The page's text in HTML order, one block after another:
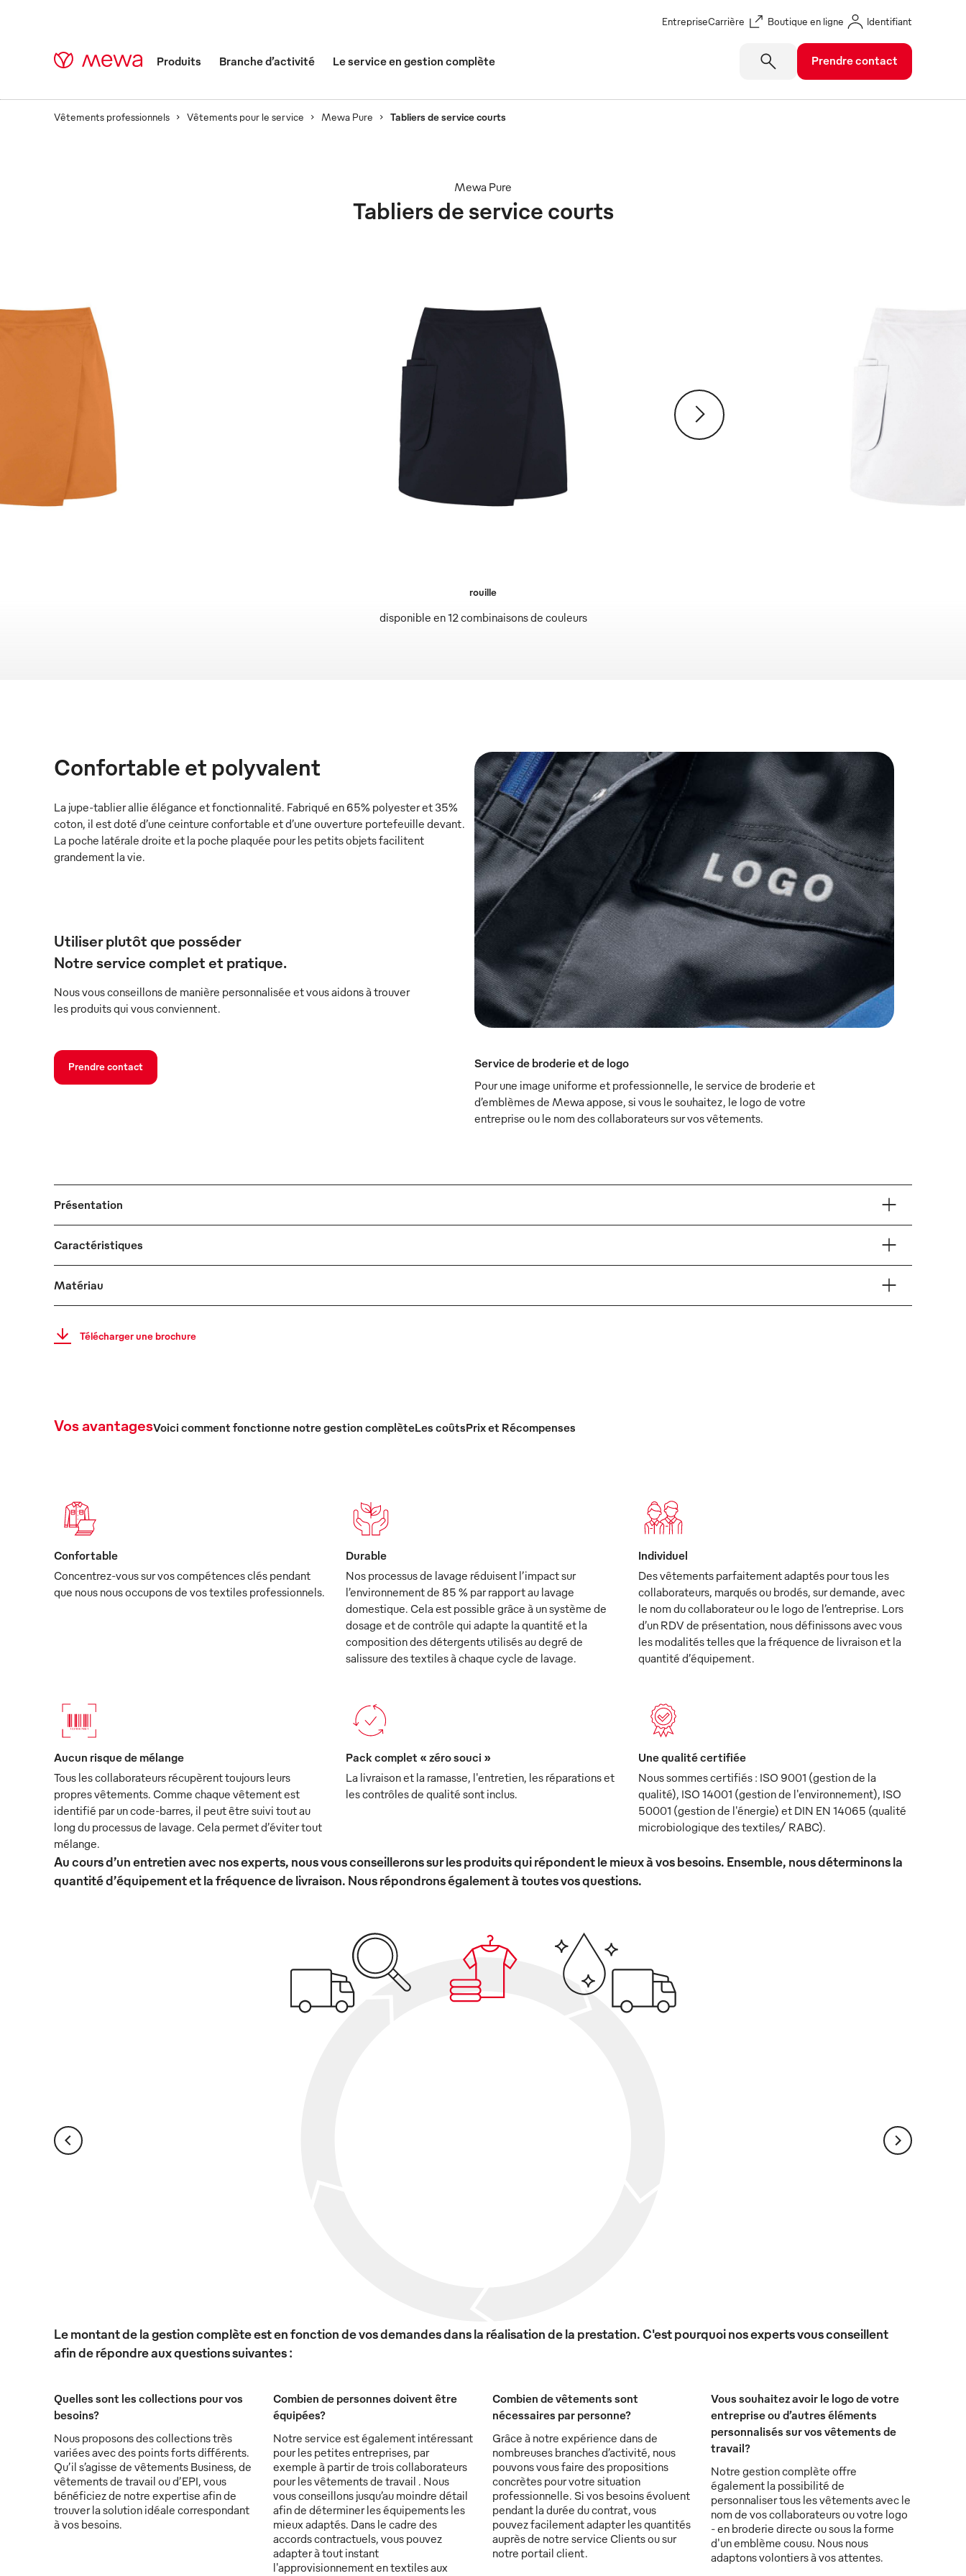
EntrepriseCarrière Boutique en ligne Identifiant
Produits Branche d’activité Le service en gestion complète Prendre contact
Vêtements professionnels Vêtements pour le service Mewa Pure Tabliers de service courts
Tabliers de service courts
Mewa Pure
disponible en 12 combinaisons de couleurs
rouille
Confortable et polyvalent
La jupe-tablier allie élégance et fonctionnalité. Fabriqué en 65% polyester et 35%
coton, il est doté d’une ceinture confortable et d’une ouverture portefeuille devant.
La poche latérale droite et la poche plaquée pour les petits objets facilitent
grandement la vie.
Utiliser plutôt que posséder
Notre service complet et pratique.
Nous vous conseillons de manière personnalisée et vous aidons à trouver
les produits qui vous conviennent.
Prendre contact
Service de broderie et de logo
Pour une image uniforme et professionnelle, le service de broderie et
d’emblèmes de Mewa appose, si vous le souhaitez, le logo de votre
entreprise ou le nom des collaborateurs sur vos vêtements.
Présentation
Caractéristiques
Matériau
Télécharger une brochure
Vos avantagesVoici comment fonctionne notre gestion complèteLes coûtsPrix et Récompenses
Confortable
Concentrez-vous sur vos compétences clés pendant
que nous nous occupons de vos textiles professionnels.
Durable
Nos processus de lavage réduisent l’impact sur
l’environnement de 85 % par rapport au lavage
domestique. Cela est possible grâce à un système de
dosage et de contrôle qui adapte la quantité et la
composition des détergents utilisés au degré de
salissure des textiles à chaque cycle de lavage.
Individuel
Des vêtements parfaitement adaptés pour tous les
collaborateurs, marqués ou brodés, sur demande, avec
le nom du collaborateur ou le logo de l’entreprise. Lors
d’un RDV de présentation, nous définissons avec vous
les modalités telles que la fréquence de livraison et la
quantité d’équipement.
Aucun risque de mélange
Tous les collaborateurs récupèrent toujours leurs
propres vêtements. Comme chaque vêtement est
identifié par un code-barres, il peut être suivi tout au
long du processus de lavage. Cela permet d’éviter tout
mélange.
Pack complet « zéro souci »
La livraison et la ramasse, l'entretien, les réparations et
les contrôles de qualité sont inclus.
Une qualité certifiée
Nous sommes certifiés : ISO 9001 (gestion de la
qualité), ISO 14001 (gestion de l'environnement), ISO
50001 (gestion de l'énergie) et DIN EN 14065 (qualité
microbiologique des textiles/ RABC).
Au cours d’un entretien avec nos experts, nous vous conseillerons sur les produits qui répondent le mieux à vos besoins. Ensemble, nous déterminons la
quantité d’équipement et la fréquence de livraison. Nous répondrons également à toutes vos questions.
Le montant de la gestion complète est en fonction de vos demandes dans la réalisation de la prestation. C'est pourquoi nos experts vous conseillent
afin de répondre aux questions suivantes :
Quelles sont les collections pour vos
besoins?
Nous proposons des collections très
variées avec des points forts différents.
Qu’il s’agisse de vêtements Business, de
vêtements de travail ou d’EPI, vous
bénéficiez de notre expertise afin de
trouver la solution idéale correspondant
à vos besoins.
Combien de personnes doivent être
équipées?
Notre service est également intéressant
pour les petites entreprises, par
exemple à partir de trois collaborateurs
pour les vêtements de travail . Nous
vous conseillons jusqu’au moindre détail
afin de déterminer les équipements les
mieux adaptés. Dans le cadre des
accords contractuels, vous pouvez
adapter à tout instant
l'approvisionnement en textiles aux
Combien de vêtements sont
nécessaires par personne?
Grâce à notre expérience dans de
nombreuses branches d’activité, nous
pouvons vous faire des propositions
concrètes pour votre situation
professionnelle. Si vos besoins évoluent
pendant la durée du contrat, vous
pouvez facilement adapter les quantités
auprès de notre service Clients ou sur
notre portail client.
Vous souhaitez avoir le logo de votre
entreprise ou d’autres éléments
personnalisés sur vos vêtements de
travail?
Notre gestion complète offre
également la possibilité de
personnaliser tous les vêtements avec le
nom de vos collaborateurs ou votre logo
- en broderie directe ou sous la forme
d'un emblème cousu. Nous nous
adaptons volontiers à vos attentes.